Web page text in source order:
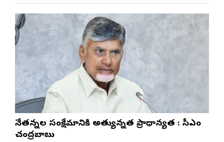
నేతన్నల సంక్షేమానికి అత్యున్నత ప్రాధాన్యత : సీఎం
చంద్రబాబు